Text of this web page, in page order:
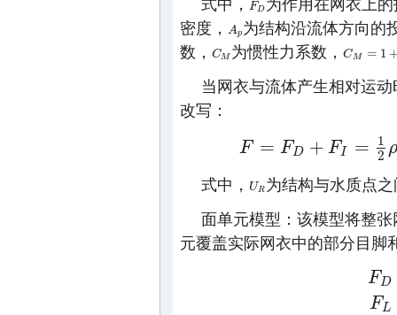
式中， FD
FD 为作用在网衣上
密度， Ap
Ap 为结构沿流体方向的
数， CM
CM 为惯性力系数，CM = 1
CM= 1+ C m
当网衣与流体产生相对运动
改写：
F = FD + FI =
1
2 ρ
F= D+F I=1 2ρ CDApUR 2+ρ Cm ∀
式中， UR
UR为结构与水质点
面单元模型：该模型将整
元覆盖实际网衣中的部分目脚
FD
FD=1
FL
FL =1